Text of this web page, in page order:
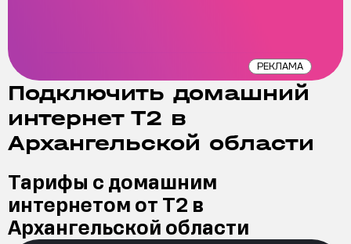
РЕКЛАМА
Подключить домашний
интернет Т2 в
Архангельской области
Тарифы с домашним
интернетом от Т2 в
Архангельской области